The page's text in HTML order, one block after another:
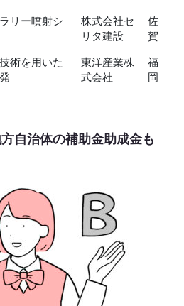
リー噴射シ
株式会社セ
リタ建設
佐
賀
術を用いた
東洋産業株
式会社
福
岡
自治体の補助金助成金も